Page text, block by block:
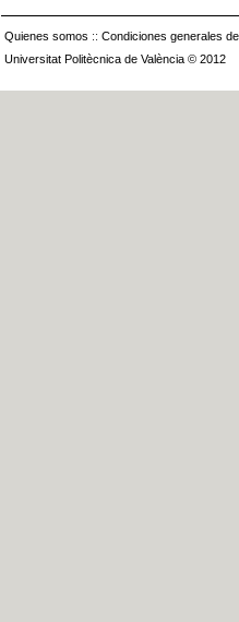
Quienes somos :: Condiciones generales
Universitat Politècnica de València © 2012